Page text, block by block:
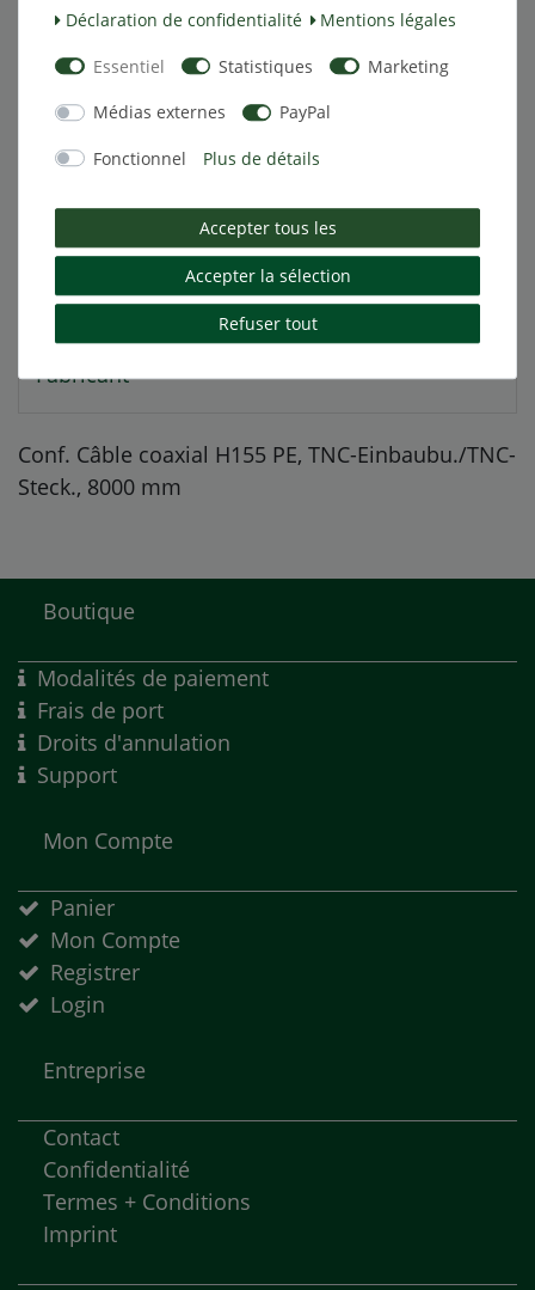
Description
Autres détails
Responsable de l'UE
Fabricant
Conf. Câble coaxial H155 PE, TNC-Einbaubu./TNC-
Steck., 8000 mm
Boutique
Modalités de paiement
Frais de port
Droits d'annulation
Support
Mon Compte
Panier
Mon Compte
Registrer
Login
Entreprise
Contact
Confidentialité
Termes + Conditions
Imprint
Déclaration de confidentialité
Mentions légales
Essentiel Statistiques Marketing
Médias externes PayPal
Fonctionnel Plus de détails
Accepter tous les
Accepter la sélection
Refuser tout